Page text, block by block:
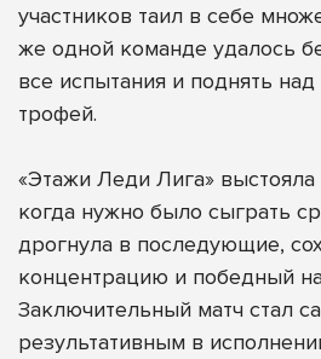
участников таил в себе
же одной команде удалось
все испытания и поднять
трофей.
«Этажи Леди Лига»
когда нужно было сыграть
дрогнула в последующие,
концентрацию и победный
Заключительный матч стал
результативным в